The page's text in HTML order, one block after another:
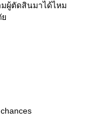
ผู้ตัดสินมาได้ไหม